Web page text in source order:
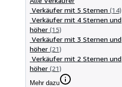
Verkäufer mit 5 Sternen (14)
Verkäufer mit 4 Sternen und
höher (15)
Verkäufer mit 3 Sternen und
höher (21)
Verkäufer mit 2 Sternen und
höher (21)
Mehr dazu